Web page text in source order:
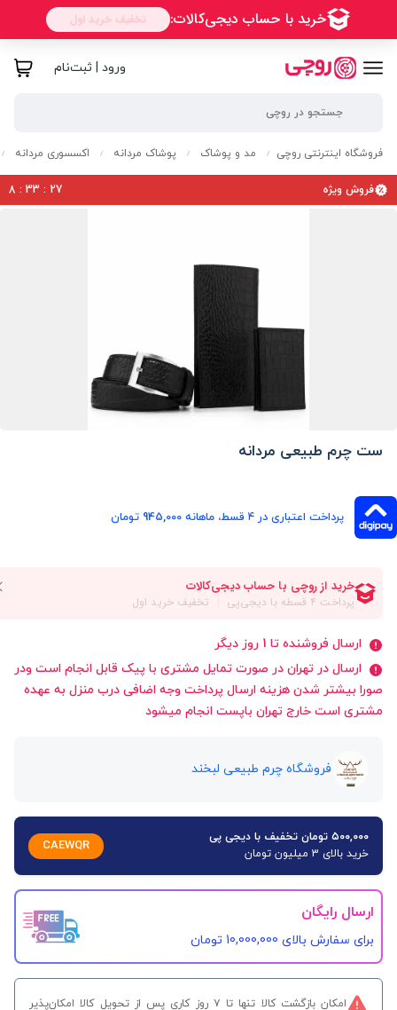
ورود | ثبت‌نام
فروشگاه اینترنتی روچی / مد و پوشاک / پوشاک مردانه / اکسسوری مردانه /
فروش ویژه 26
:
33
:
8
ست چرم طبیعی مردانه
پرداخت اعتباری در ۴ قسط، ماهانه 945,000 تومان
ارسال فروشنده تا 1 روز دیگر
ارسال در تهران در صورت تمایل مشتری با پیک قابل انجام است ودر
صورا بیشتر شدن هزینه ارسال پرداخت وجه اضافی درب منزل به عهده
مشتری است خارج تهران باپست انجام میشود
فروشگاه چرم طبیعی لبخند
۵۰۰,۰۰۰ تومان تخفیف با دیجی پی
خرید بالای 3 میلیون تومان
CAEWQR
ارسال رایگان
برای سفارش‌ بالای 10,000,000 تومان
امکان بازگشت کالا تنها تا ۷ روز کاری پس از تحویل کالا امکان‌پذیر